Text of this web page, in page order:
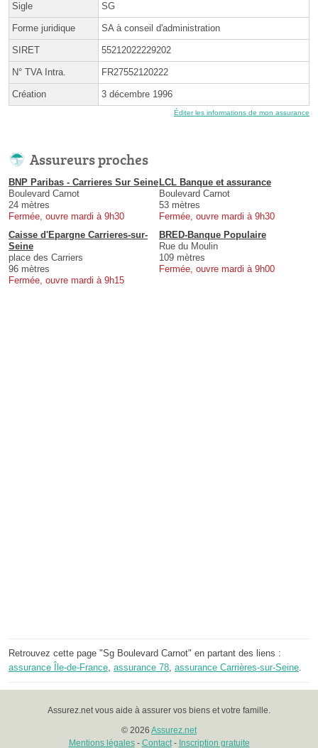
Sigle SG
Forme juridique SA à conseil d'administration
SIRET 55212022229202
N° TVA Intra. FR27552120222
Création 3 décembre 1996
Éditer les informations de mon assurance
Assureurs proches
BNP Paribas - Carrieres Sur Seine
Boulevard Carnot
24 mètres
Fermée, ouvre mardi à 9h30
LCL Banque et assurance
Boulevard Carnot
53 mètres
Fermée, ouvre mardi à 9h30
Caisse d'Epargne Carrieres-sur-
Seine
place des Carriers
96 mètres
Fermée, ouvre mardi à 9h15
BRED-Banque Populaire
Rue du Moulin
109 mètres
Fermée, ouvre mardi à 9h00
Retrouvez cette page "Sg Boulevard Carnot" en partant des liens :
assurance Île-de-France, assurance 78, assurance Carrières-sur-Seine.
Assurez.net vous aide à assurer vos biens et votre famille.
© 2026 Assurez.net
Mentions légales- Contact- Inscription gratuite